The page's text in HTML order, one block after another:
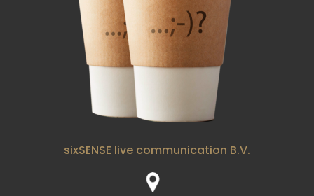
sixSENSE live communication B.V.